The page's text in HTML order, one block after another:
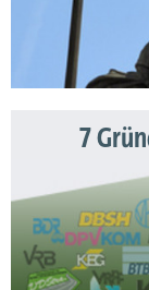
7